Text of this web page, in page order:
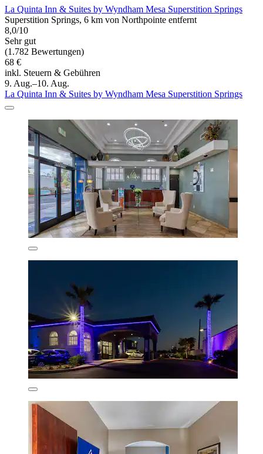
La Quinta Inn & Suites by Wyndham Mesa Superstition Springs
Superstition Springs, 6 km von Northpointe entfernt
8,0/10
Sehr gut
(1.782 Bewertungen)
68 €
inkl. Steuern & Gebühren
9. Aug.–10. Aug.
La Quinta Inn & Suites by Wyndham Mesa Superstition Springs